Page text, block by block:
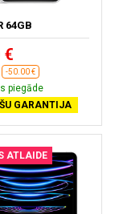
64GB
€
-50.00 €
piegāde
GARANTIJA
ATLAIDE